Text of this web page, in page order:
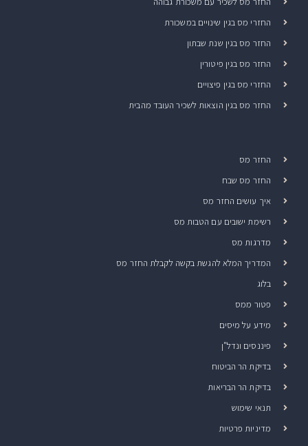
החזרי מס בגין שינויים במשכורת
החזר מס בגין שנת שבתון
החזר מס בגין פיטורין
החזרי מס בגין פיצויים
החזר מס בגין הוצאות לשכיר העובד מהבית
החזר מס
החזר מס שבח
איך עושים החזר מס
רשימת ישובים עם הטבות מס
מדרגות מס
המדריך המלא להגשת בקשה לקבלת החזר מס
בלוג
פטור ממס
מידע על מיסים
פיננסים ונדל"ן
בדיקת הר הביטוח
בדיקת הר הבריאות
תנאי שימוש
מדיניות פרטיות